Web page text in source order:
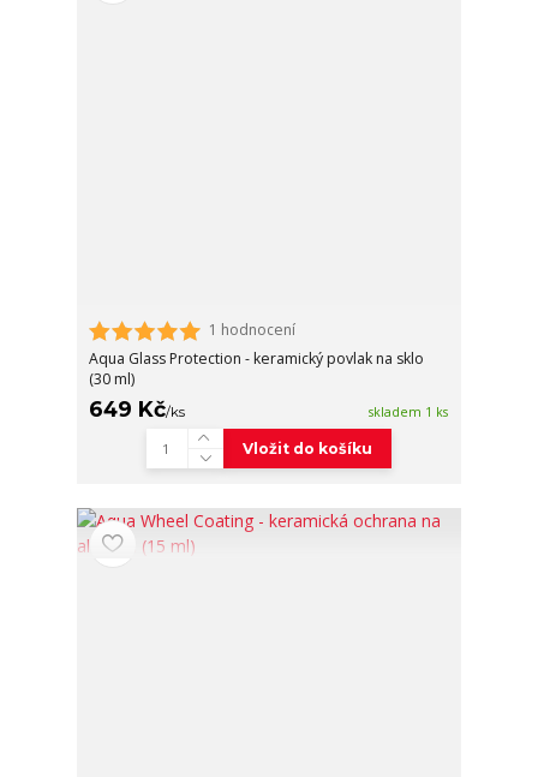
1 hodnocení
Aqua Glass Protection - keramický povlak na sklo
(30 ml)
649 Kč/ks skladem 1 ks
Vložit do košíku